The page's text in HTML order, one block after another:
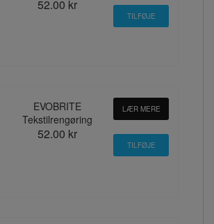
52.00 kr
EVOBRITE
Tekstilrengøring
52.00 kr
LÆR MERE